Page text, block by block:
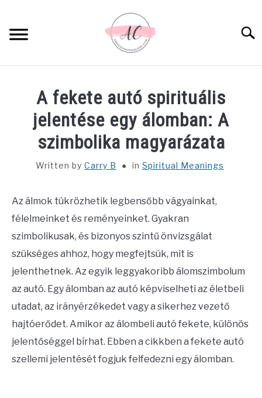
content
SPIRITUAL MEANINGS
DREAM MEANINGS
ASTROLOGY
CONTACT US
ABOUT US
A fekete autó spirituális
jelentése egy álomban: A
szimbolika magyarázata
Written by Carry B in Spiritual Meanings
Az álmok tükrözhetik legbensőbb vágyainkat,
félelmeinket és reményeinket. Gyakran
szimbolikusak, és bizonyos szintű önvizsgálat
szükséges ahhoz, hogy megfejtsük, mit is
jelenthetnek. Az egyik leggyakoribb álomszimbolum
az autó. Egy álomban az autó képviselheti az életbeli
utadat, az irányérzékedet vagy a sikerhez vezető
hajtóerődet. Amikor az álombeli autó fekete, különös
jelentőséggel bírhat. Ebben a cikkben a fekete autó
szellemi jelentését fogjuk felfedezni egy álomban.